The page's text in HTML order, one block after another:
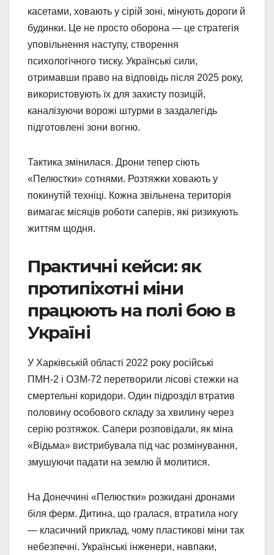
касетами, ховають у сірій зоні, мінують дороги й
будинки. Це не просто оборона — це стратегія
уповільнення наступу, створення
психологічного тиску. Українські сили,
отримавши право на відповідь після 2025 року,
використовують їх для захисту позицій,
каналізуючи ворожі штурми в заздалегідь
підготовлені зони вогню.
Тактика змінилася. Дрони тепер сіють
«Пелюстки» сотнями. Розтяжки ховають у
покинутій техніці. Кожна звільнена територія
вимагає місяців роботи саперів, які ризикують
життям щодня.
Практичні кейси: як
протипіхотні міни
працюють на полі бою в
Україні
У Харківській області 2022 року російські
ПМН-2 і ОЗМ-72 перетворили лісові стежки на
смертельні коридори. Один підрозділ втратив
половину особового складу за хвилину через
серію розтяжок. Сапери розповідали, як міна
«Відьма» вистрибувала під час розмінування,
змушуючи падати на землю й молитися.
На Донеччині «Пелюстки» розкидані дронами
біля ферм. Дитина, що гралася, втратила ногу
— класичний приклад, чому пластикові міни так
небезпечні. Українські інженери, навпаки,